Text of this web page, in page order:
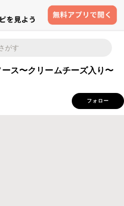
ス〜クリームチーズ入り〜
フォロー